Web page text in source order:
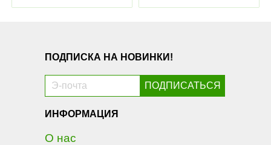
ПОДПИСКА НА НОВИНКИ!
ИНФОРМАЦИЯ
О нас